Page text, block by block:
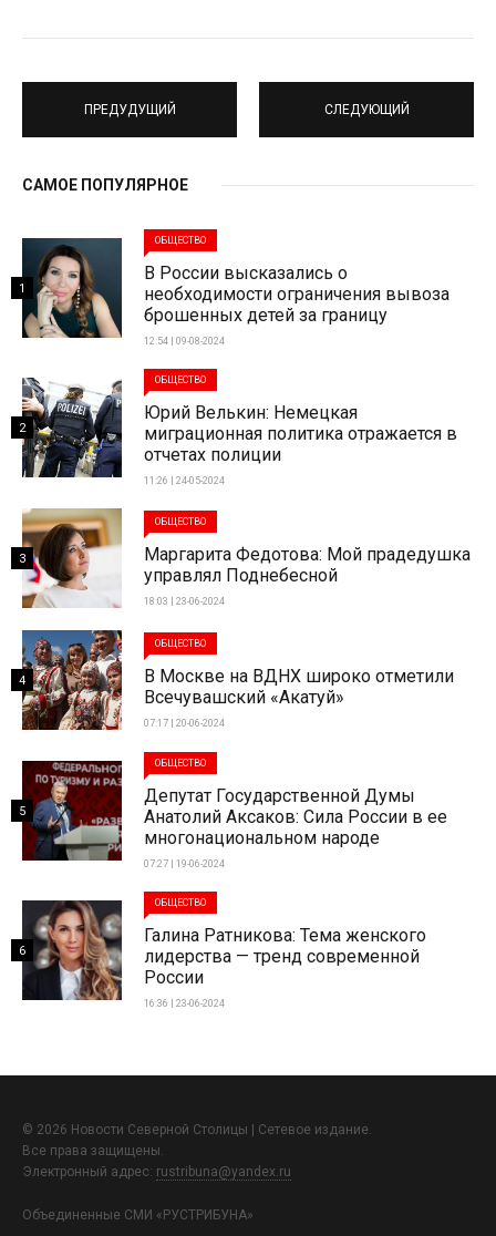
ПРЕДУДУЩИЙ СЛЕДУЮЩИЙ
САМОЕ ПОПУЛЯРНОЕ
ОБЩЕСТВО
В России высказались о
необходимости ограничения вывоза
брошенных детей за границу
12:54 | 09-08-2024
1
ОБЩЕСТВО
Юрий Велькин: Немецкая
миграционная политика отражается в
отчетах полиции
11:26 | 24-05-2024
2
ОБЩЕСТВО
Маргарита Федотова: Мой прадедушка
управлял Поднебесной
18:03 | 23-06-2024
3
ОБЩЕСТВО
В Москве на ВДНХ широко отметили
Всечувашский «Акатуй»
07:17 | 20-06-2024
4
ОБЩЕСТВО
Депутат Государственной Думы
Анатолий Аксаков: Сила России в ее
многонациональном народе
07:27 | 19-06-2024
5
ОБЩЕСТВО
Галина Ратникова: Тема женского
лидерства — тренд современной
России
16:36 | 23-06-2024
6
© 2026 Новости Северной Столицы | Сетевое издание.
Все права защищены.
Электронный адрес: rustribuna@yandex.ru
Объединенные СМИ «РУСТРИБУНА»